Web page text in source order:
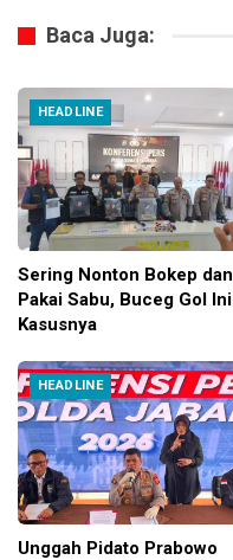
Baca Juga:
HEADLINE
Sering Nonton Bokep dan
Pakai Sabu, Buceg Gol Ini
Kasusnya
HEADLINE
Unggah Pidato Prabowo